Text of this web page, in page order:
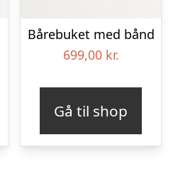
Bårebuket med bånd
699,00 kr.
Gå til shop